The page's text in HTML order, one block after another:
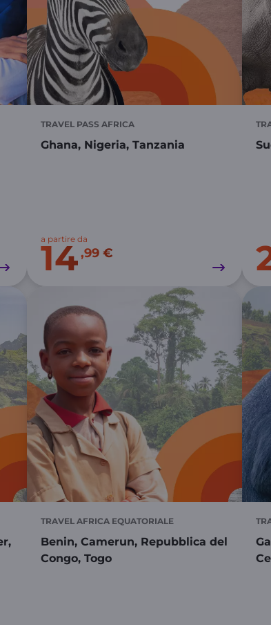
TRAVEL PASS AFRICA
Ghana, Nigeria, Tanzania
a partire da
14,99 €
TRAVEL AFRICA EQUATORIALE
Benin, Camerun, Repubblica del
Congo, Togo​​